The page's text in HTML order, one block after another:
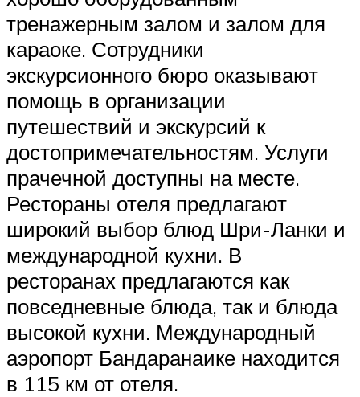
тренажерным залом и залом для
караоке. Сотрудники
экскурсионного бюро оказывают
помощь в организации
путешествий и экскурсий к
достопримечательностям. Услуги
прачечной доступны на месте.
Рестораны отеля предлагают
широкий выбор блюд Шри-Ланки и
международной кухни. В
ресторанах предлагаются как
повседневные блюда, так и блюда
высокой кухни. Международный
аэропорт Бандаранаике находится
в 115 км от отеля.